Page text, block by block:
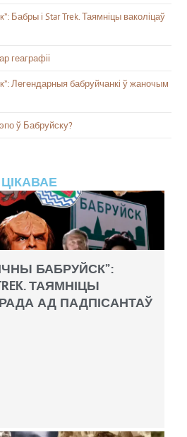
Бабры і Star Trek. Таямніцы ваколіцаў
геаграфіі
Легендарныя бабруйчанкі ў жаночым
ў Бабруйску?
ЦІКАВАЕ
БАБРУЙСК”:
ТАЯМНІЦЫ
АД ПАДПІСАНТАЎ